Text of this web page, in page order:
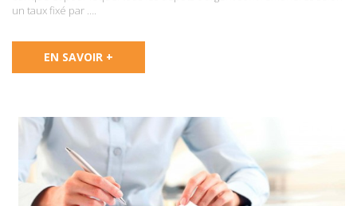
un taux fixé par ….
EN SAVOIR +